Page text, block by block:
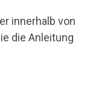
innerhalb von
die Anleitung